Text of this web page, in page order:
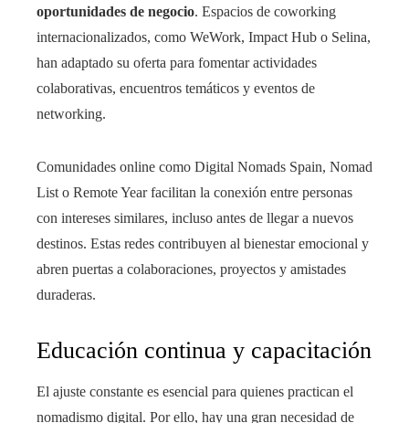
oportunidades de negocio. Espacios de coworking
internacionalizados, como WeWork, Impact Hub o Selina,
han adaptado su oferta para fomentar actividades
colaborativas, encuentros temáticos y eventos de
networking.
Comunidades online como Digital Nomads Spain, Nomad
List o Remote Year facilitan la conexión entre personas
con intereses similares, incluso antes de llegar a nuevos
destinos. Estas redes contribuyen al bienestar emocional y
abren puertas a colaboraciones, proyectos y amistades
duraderas.
Educación continua y capacitación
El ajuste constante es esencial para quienes practican el
nomadismo digital. Por ello, hay una gran necesidad de